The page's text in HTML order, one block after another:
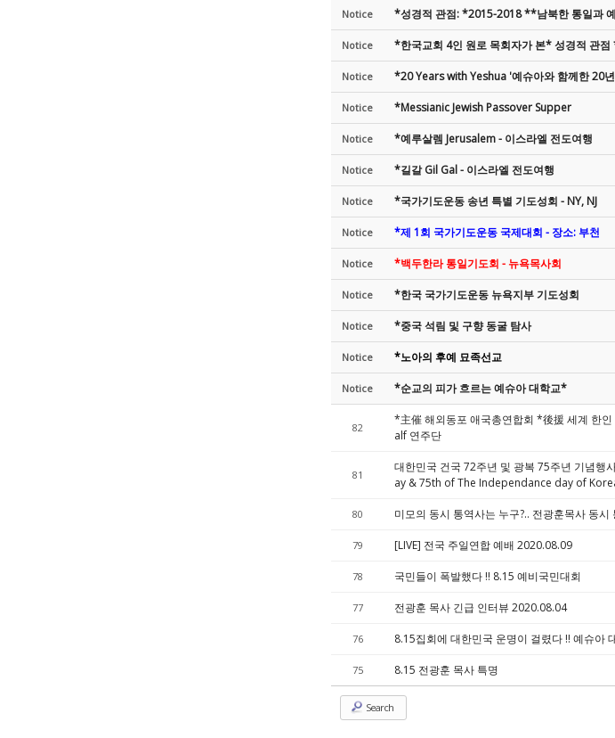
Notice *성경적 관점: *2015-2018 **남북한 통일과
Notice *한국교회 4인 원로 목회자가 본* 성경적
Notice *20 Years with Yeshua '예슈아와 함께한 20
Notice *Messianic Jewish Passover Supper
Notice *예루살렘 Jerusalem - 이스라엘 전도여행
Notice *길갈 Gil Gal - 이스라엘 전도여행
Notice *국가기도운동 송년 특별 기도성회 - NY, NJ
Notice *제 1회 국가기도운동 국제대회 - 장소: 부천
Notice *백두한라 통일기도회 - 뉴욕목사회
Notice *한국 국가기도운동 뉴욕지부 기도성회
Notice *중국 석림 및 구향 동굴 탐사
Notice *노아의 후예 묘족선교
Notice *순교의 피가 흐르는 예슈아 대학교*
82
*主催 해외동포 애국총연합회 *後援 세계 한
alf 연주단
81
대한민국 건국 72주년 및 광복 75주년 기념
ay & 75th of The Independance day of
80 미모의 동시 통역사는 누구?.. 전광훈목사 동
79 [LIVE] 전국 주일연합 예배 2020.08.09
78 국민들이 폭발했다 !! 8.15 예비국민대회
77 전광훈 목사 긴급 인터뷰 2020.08.04
76 8.15집회에 대한민국 운명이 걸렸다 !! 예슈아
75 8.15 전광훈 목사 특명
Search